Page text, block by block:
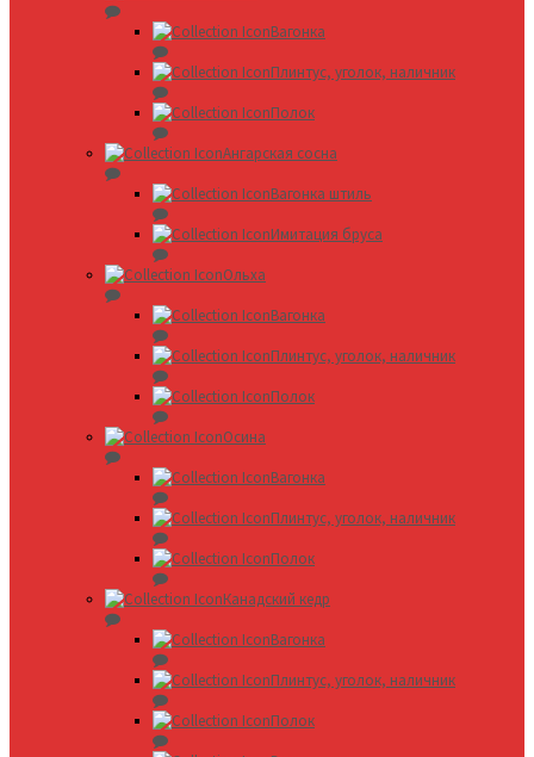
Вагонка
Плинтус, уголок, наличник
Полок
Ангарская сосна
Вагонка штиль
Имитация бруса
Ольха
Вагонка
Плинтус, уголок, наличник
Полок
Осина
Вагонка
Плинтус, уголок, наличник
Полок
Канадский кедр
Вагонка
Плинтус, уголок, наличник
Полок